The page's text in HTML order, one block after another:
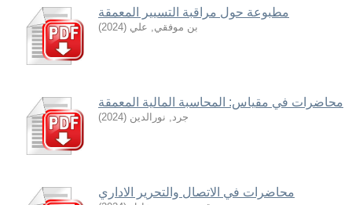
مطبوعة حول مراقبة التسيير المعمقة
بن موفقي, علي (
2024
)
محاضرات في مقياس: المحاسبة المالية المعمقة
جرد, نورالدين (
2024
)
محاضرات في الاتصال والتحرير الاداري